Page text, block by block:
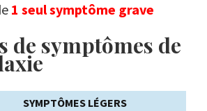
1 seul symptôme grave
de symptômes de
SYMPTÔMES LÉGERS